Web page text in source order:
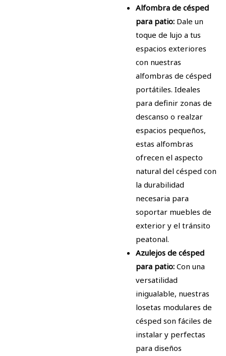
Alfombra de césped
para patio: Dale un
toque de lujo a tus
espacios exteriores
con nuestras
alfombras de césped
portátiles. Ideales
para definir zonas de
descanso o realzar
espacios pequeños,
estas alfombras
ofrecen el aspecto
natural del césped con
la durabilidad
necesaria para
soportar muebles de
exterior y el tránsito
peatonal.
Azulejos de césped
para patio: Con una
versatilidad
inigualable, nuestras
losetas modulares de
césped son fáciles de
instalar y perfectas
para diseños